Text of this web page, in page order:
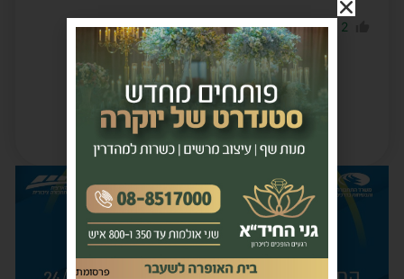
2
0 הגב לתגובה
פרסומת